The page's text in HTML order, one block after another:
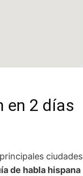
en 2 días
ciudades
de habla hispana